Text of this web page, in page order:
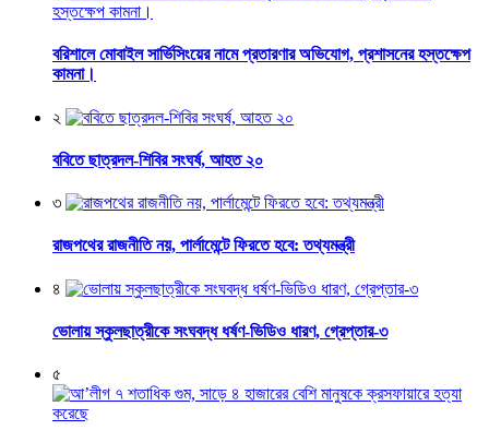
বরিশালে মোবাইল সার্ভিসিংয়ের নামে প্রতারণার অভিযোগ, প্রশাসনের হস্তক্ষেপ
কামনা।
২
ববিতে ছাত্রদল-শিবির সংঘর্ষ, আহত ২০
৩
রাজপথের রাজনীতি নয়, পার্লামেন্টে ফিরতে হবে: তথ্যমন্ত্রী
৪
ভোলায় স্কুলছাত্রীকে সংঘবদ্ধ ধর্ষণ-ভিডিও ধারণ, গ্রেপ্তার-৩
৫